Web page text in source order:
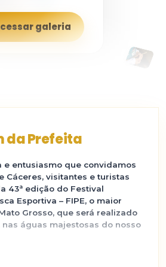
galeria
da Prefeita
e entusiasmo que convidamos
Cáceres, visitantes e turistas
43ª edição do Festival
Esportiva – FIPE, o maior
Grosso, que será realizado
nas águas majestosas do nosso
ainda mais especial, com